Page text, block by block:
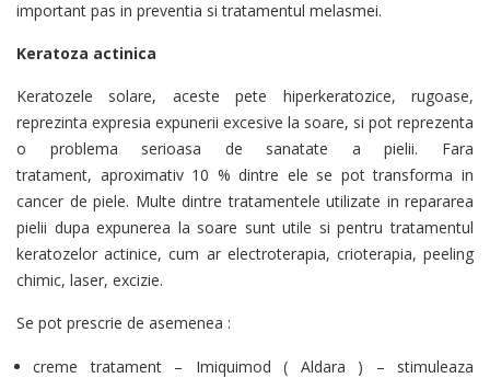
important pas in preventia si tratamentul melasmei.
Keratoza actinica
Keratozele solare, aceste pete hiperkeratozice, rugoase,
reprezinta expresia expunerii excesive la soare, si pot reprezenta
o problema serioasa de sanatate a pielii. Fara
tratament, aproximativ 10 % dintre ele se pot transforma in
cancer de piele. Multe dintre tratamentele utilizate in repararea
pielii dupa expunerea la soare sunt utile si pentru tratamentul
keratozelor actinice, cum ar electroterapia, crioterapia, peeling
chimic, laser, excizie.
Se pot prescrie de asemenea :
creme tratament – Imiquimod ( Aldara ) – stimuleaza